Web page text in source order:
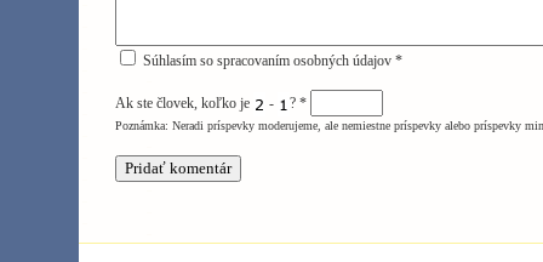
Súhlasím so spracovaním osobných údajov *
Ak ste človek, koľko je - ? *
Poznámka: Neradi príspevky moderujeme, ale nemiestne príspevky alebo príspevky